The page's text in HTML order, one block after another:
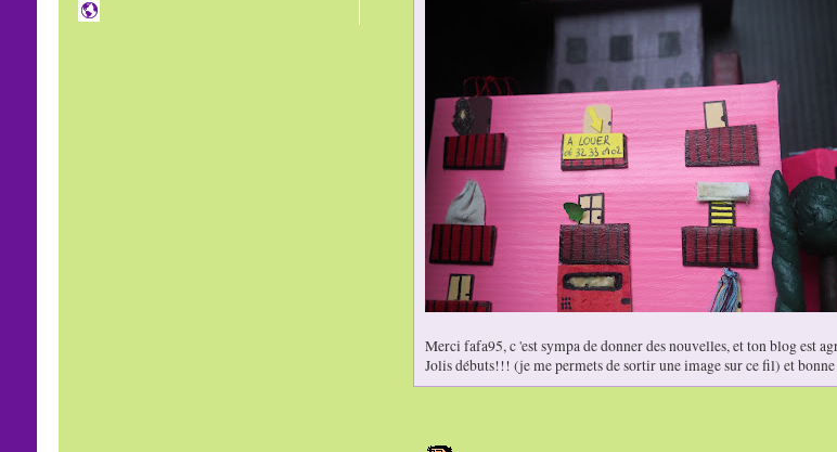
Merci fafa95, c 'est sympa de donner des nouvelles, et ton blog est
Jolis débuts!!! (je me permets de sortir une image sur ce fil) et